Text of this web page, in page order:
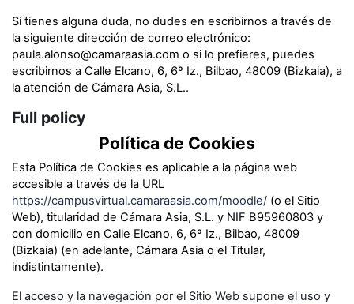
Si tienes alguna duda, no dudes en escribirnos a través de
la siguiente dirección de correo electrónico:
paula.alonso@camaraasia.com o si lo prefieres, puedes
escribirnos a Calle Elcano, 6, 6º Iz., Bilbao, 48009 (Bizkaia), a
la atención de Cámara Asia, S.L..
Full policy
Política de Cookies
Esta Política de Cookies es aplicable a la página web
accesible a través de la URL
https://campusvirtual.camaraasia.com/moodle/ (o el Sitio
Web), titularidad de Cámara Asia, S.L. y NIF B95960803 y
con domicilio en Calle Elcano, 6, 6º Iz., Bilbao, 48009
(Bizkaia) (en adelante, Cámara Asia o el Titular,
indistintamente).
El acceso y la navegación por el Sitio Web supone el uso y